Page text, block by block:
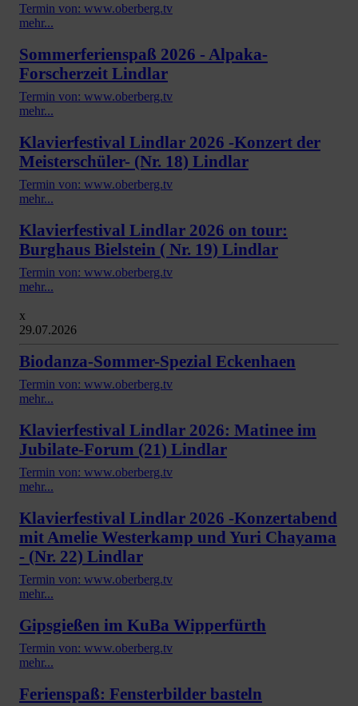
Termin von: www.oberberg.tv
mehr...
Sommerferienspaß 2026 - Alpaka-
Forscherzeit Lindlar
Termin von: www.oberberg.tv
mehr...
Klavierfestival Lindlar 2026 -Konzert der
Meisterschüler- (Nr. 18) Lindlar
Termin von: www.oberberg.tv
mehr...
Klavierfestival Lindlar 2026 on tour:
Burghaus Bielstein ( Nr. 19) Lindlar
Termin von: www.oberberg.tv
mehr...
x
29.07.2026
Biodanza-Sommer-Spezial Eckenhaen
Termin von: www.oberberg.tv
mehr...
Klavierfestival Lindlar 2026: Matinee im
Jubilate-Forum (21) Lindlar
Termin von: www.oberberg.tv
mehr...
Klavierfestival Lindlar 2026 -Konzertabend
mit Amelie Westerkamp und Yuri Chayama
- (Nr. 22) Lindlar
Termin von: www.oberberg.tv
mehr...
Gipsgießen im KuBa Wipperfürth
Termin von: www.oberberg.tv
mehr...
Ferienspaß: Fensterbilder basteln